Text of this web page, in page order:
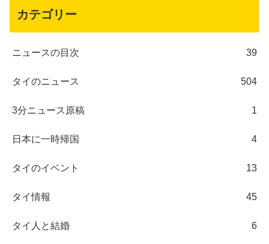
カテゴリー
ニュースの目次 39
タイのニュース 504
3分ニュース原稿 1
日本に一時帰国 4
タイのイベント 13
タイ情報 45
タイ人と結婚 6